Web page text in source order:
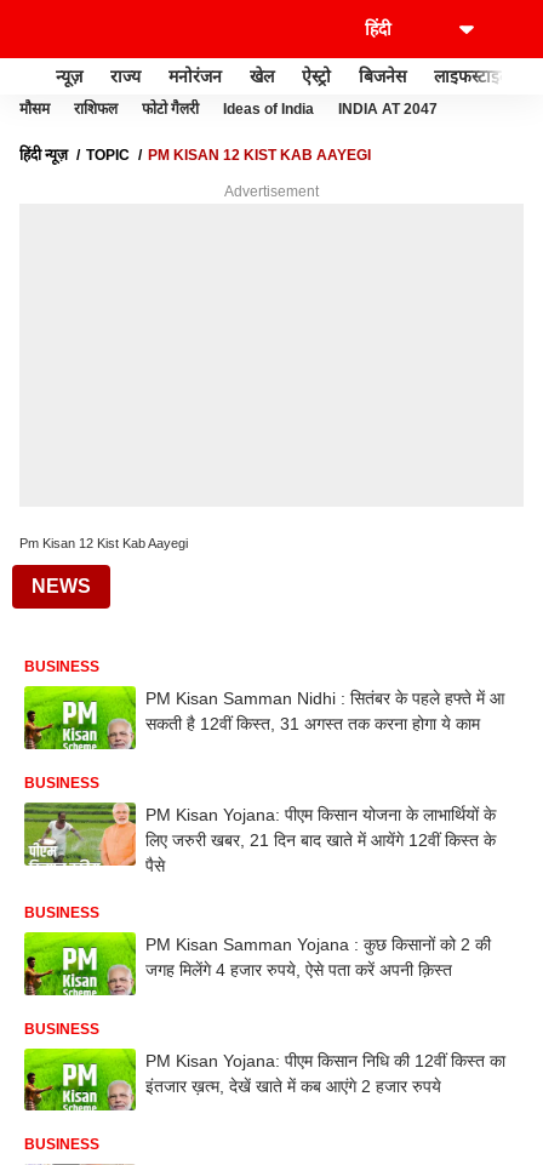
न्यूज़ राज्य मनोरंजन खेल ऐस्ट्रो बिजनेस लाइफस्टाइल
मौसम राशिफल फोटो गैलरी Ideas of India INDIA AT 2047
हिंदी न्यूज़ TOPIC PM KISAN 12 KIST KAB AAYEGI
Advertisement
Pm Kisan 12 Kist Kab Aayegi
NEWS
BUSINESS
PM Kisan Samman Nidhi : स‍ितंबर के पहले हफ्ते में आ
सकती है 12वीं क‍िस्‍त, 31 अगस्‍त तक करना होगा ये काम
BUSINESS
PM Kisan Yojana: पीएम किसान योजना के लाभार्थियों के
लिए जरुरी खबर, 21 दिन बाद खाते में आयेंगे 12वीं किस्त के
पैसे
BUSINESS
PM Kisan Samman Yojana : कुछ किसानों को 2 की
जगह मिलेंगे 4 हजार रुपये, ऐसे पता करें अपनी क़िस्त
BUSINESS
PM Kisan Yojana: पीएम क‍िसान न‍िध‍ि की 12वीं क‍िस्‍त का
इंतजार ख़त्म, देखें खाते में कब आएंगे 2 हजार रुपये
BUSINESS